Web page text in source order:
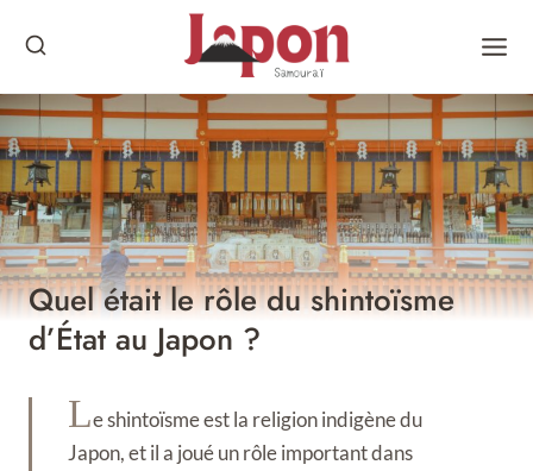
Quel était le rôle du shintoïsme
d’État au Japon ?
Le shintoïsme est la religion indigène du
Japon, et il a joué un rôle important dans